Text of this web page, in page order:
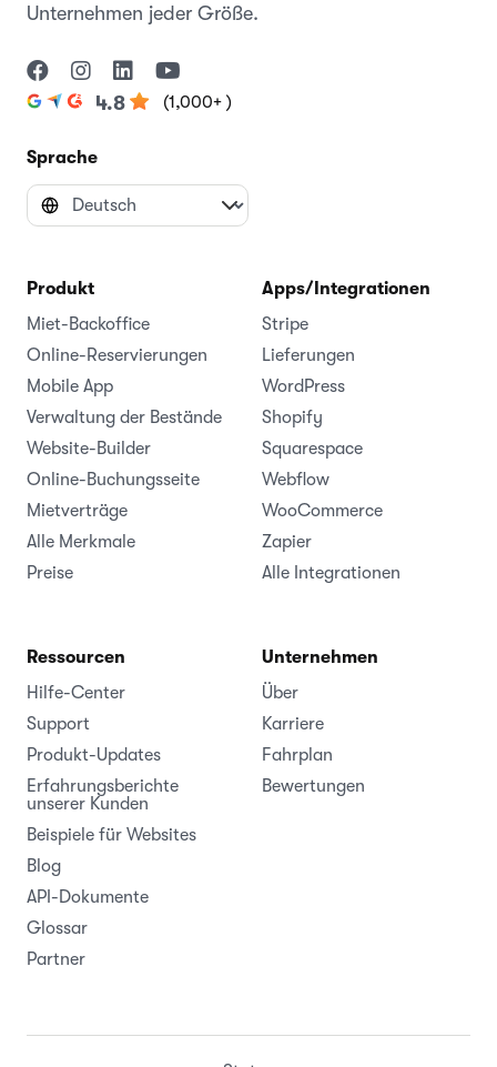
Unternehmen jeder Größe.
4.8 (1,000+ )
Sprache
Produkt
Miet-Backoffice
Online-Reservierungen
Mobile App
Verwaltung der Bestände
Website-Builder
Online-Buchungsseite
Mietverträge
Alle Merkmale
Preise
Apps/Integrationen
Stripe
Lieferungen
WordPress
Shopify
Squarespace
Webflow
WooCommerce
Zapier
Alle Integrationen
Ressourcen
Hilfe-Center
Support
Produkt-Updates
Erfahrungsberichte
unserer Kunden
Beispiele für Websites
Blog
API-Dokumente
Glossar
Partner
Unternehmen
Über
Karriere
Fahrplan
Bewertungen